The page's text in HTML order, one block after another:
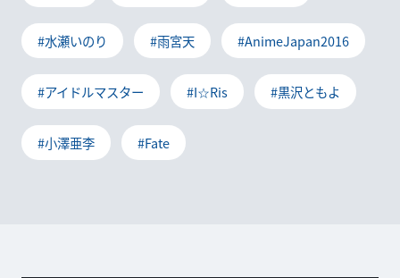
#水瀬いのり #雨宮天 #AnimeJapan2016
#アイドルマスター #I☆Ris #黒沢ともよ
#小澤亜李 #Fate